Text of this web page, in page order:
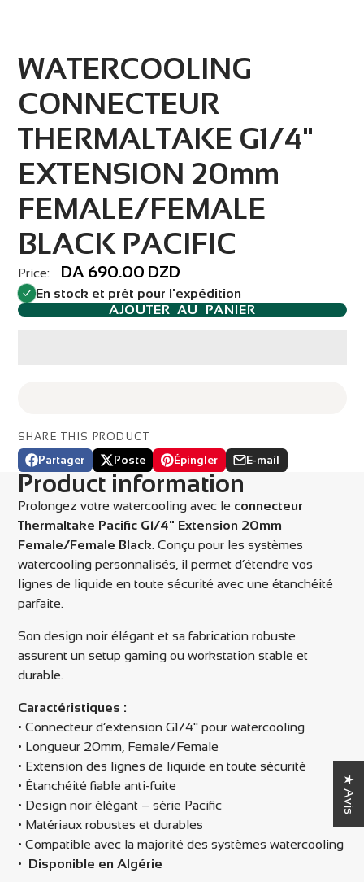
WATERCOOLING
CONNECTEUR
THERMALTAKE G1/4"
EXTENSION 20mm
FEMALE/FEMALE
BLACK PACIFIC
Price: DA 690.00 DZD
En stock et prêt pour l'expédition
AJOUTER AU PANIER
SHARE THIS PRODUCT
Partager
Partager
sur
Facebook
Ouvre
dans
une
nouvelle
fenêtre.
Poste
Publier
sur
Ouvre
dans
fenêtre.
Épingler
Épingler
sur
Pinterest
Ouvre
dans
une
nouvelle
fenêtre.
E-mail
Partager
par
Product information
Prolongez votre watercooling avec le connecteur
Thermaltake Pacific G1/4" Extension 20mm
Female/Female Black. Conçu pour les systèmes
watercooling personnalisés, il permet d’étendre vos
lignes de liquide en toute sécurité avec une étanchéité
parfaite.
Son design noir élégant et sa fabrication robuste
assurent un setup gaming ou workstation stable et
durable.
Caractéristiques :
• Connecteur d’extension G1/4" pour watercooling
• Longueur 20mm, Female/Female
• Extension des lignes de liquide en toute sécurité
• Étanchéité fiable anti-fuite
• Design noir élégant – série Pacific
• Matériaux robustes et durables
• Compatible avec la majorité des systèmes watercooling
• Disponible en Algérie
★ Avis